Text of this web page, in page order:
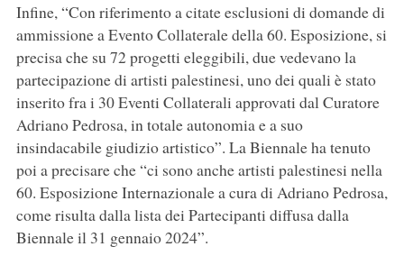
Infine, “Con riferimento a citate esclusioni di domande di
ammissione a Evento Collaterale della 60. Esposizione, si
precisa che su 72 progetti eleggibili, due vedevano la
partecipazione di artisti palestinesi, uno dei quali è stato
inserito fra i 30 Eventi Collaterali approvati dal Curatore
Adriano Pedrosa, in totale autonomia e a suo
insindacabile giudizio artistico”. La Biennale ha tenuto
poi a precisare che “ci sono anche artisti palestinesi nella
60. Esposizione Internazionale a cura di Adriano Pedrosa,
come risulta dalla lista dei Partecipanti diffusa dalla
Biennale il 31 gennaio 2024”.